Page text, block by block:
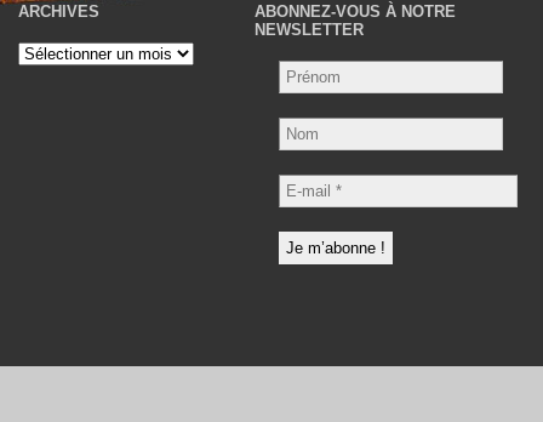
ARCHIVES
Archives
ABONNEZ-VOUS À NOTRE
NEWSLETTER
Nom
E-
mail
*